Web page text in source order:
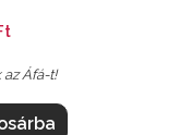
az Áfá-t!